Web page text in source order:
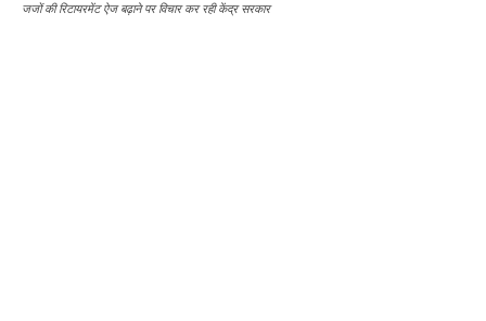
जजों की रिटायरमेंट ऐज बढ़ाने पर विचार कर रही केंद्र सरकार